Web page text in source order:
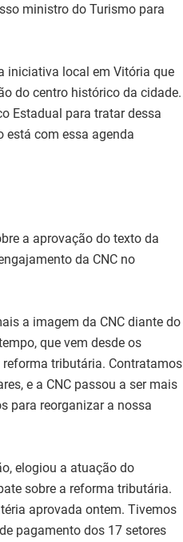
ministro do Turismo para
iniciativa local em Vitória que
do centro histórico da cidade.
Estadual para tratar dessa
está com essa agenda
a aprovação do texto da
da CNC no
a imagem da CNC diante do
que vem desde os
tributária. Contratamos
e a CNC passou a ser mais
para reorganizar a nossa
elogiou a atuação do
sobre a reforma tributária.
aprovada ontem. Tivemos
pagamento dos 17 setores